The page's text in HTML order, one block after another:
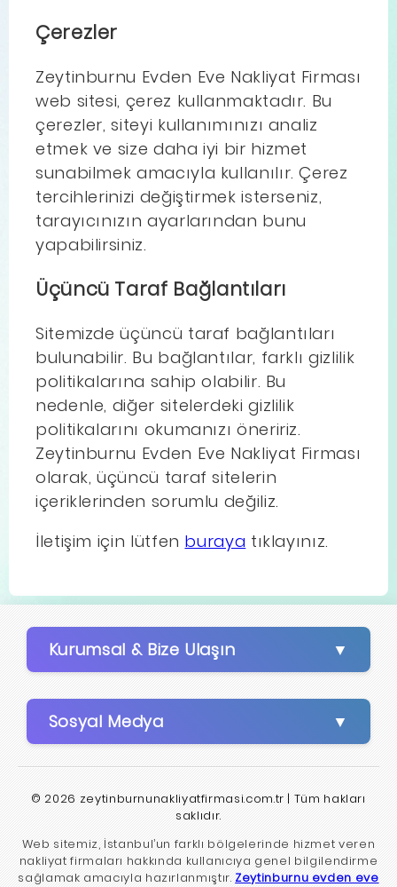
Çerezler
Zeytinburnu Evden Eve Nakliyat Firması
web sitesi, çerez kullanmaktadır. Bu
çerezler, siteyi kullanımınızı analiz
etmek ve size daha iyi bir hizmet
sunabilmek amacıyla kullanılır. Çerez
tercihlerinizi değiştirmek isterseniz,
tarayıcınızın ayarlarından bunu
yapabilirsiniz.
Üçüncü Taraf Bağlantıları
Sitemizde üçüncü taraf bağlantıları
bulunabilir. Bu bağlantılar, farklı gizlilik
politikalarına sahip olabilir. Bu
nedenle, diğer sitelerdeki gizlilik
politikalarını okumanızı öneririz.
Zeytinburnu Evden Eve Nakliyat Firması
olarak, üçüncü taraf sitelerin
içeriklerinden sorumlu değiliz.
İletişim için lütfen buraya tıklayınız.
Kurumsal & Bize Ulaşın
Sosyal Medya
© 2026 zeytinburnunakliyatfirmasi.com.tr | Tüm hakları
saklıdır.
Web sitemiz, İstanbul’un farklı bölgelerinde hizmet veren
nakliyat firmaları hakkında kullanıcıya genel bilgilendirme
sağlamak amacıyla hazırlanmıştır. Zeytinburnu evden eve